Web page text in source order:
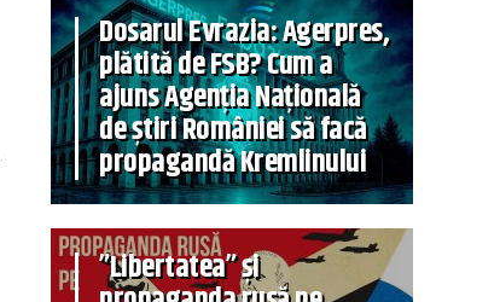
Dosarul Evrazia: Agerpres,
plătită de FSB? Cum a
ajuns Agenția Națională
de știri României să facă
propagandă Kremlinului
”Libertatea” și